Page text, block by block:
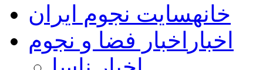
خانهسایت نجوم ایران
اخبار اخبار فضا و نجوم